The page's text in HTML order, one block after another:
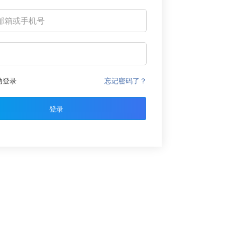
忘记密码了？
登录
登录